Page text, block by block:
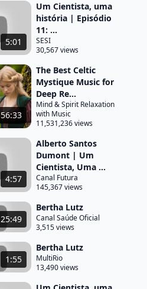
5:01
Um Cientista, uma
história | Episódio
11: ...
SESI
30,567 views
56:33
The Best Celtic
Mystique Music for
Deep Re...
Mind & Spirit Relaxation
with Music
11,531,236 views
4:57
Alberto Santos
Dumont | Um
Cientista, Uma ...
Canal Futura
145,367 views
25:49
Bertha Lutz
Canal Saúde Oficial
3,515 views
1:55
Bertha Lutz
MultiRio
13,490 views